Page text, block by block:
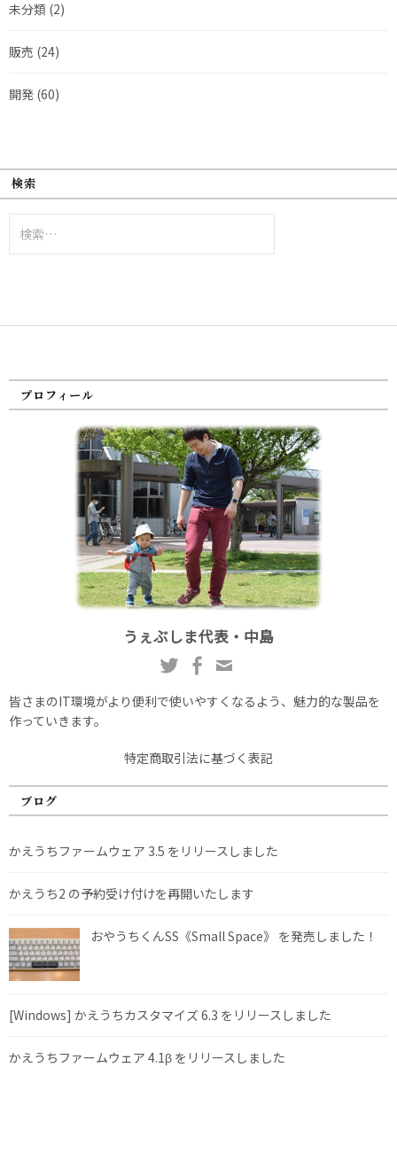
未分類 (2)
販売 (24)
開発 (60)
検索
索:
プロフィール
うぇぶしま代表・中島
皆さまのIT環境がより便利で使いやすくなるよう、魅力的な製品を
作っていきます。
特定商取引法に基づく表記
ブログ
かえうちファームウェア 3.5 をリリースしました
かえうち2 の予約受け付けを再開いたします
おやうちくんSS《Small Space》 を発売しました！
[Windows] かえうちカスタマイズ 6.3 をリリースしました
かえうちファームウェア 4.1β をリリースしました